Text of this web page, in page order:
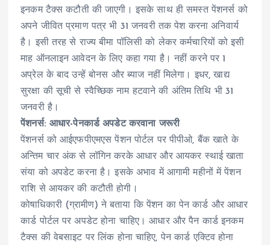
इनकम टैक्स कटौती की जाएगी। इसके साथ ही समस्त पेंशनर्स को
अपने जीवित प्रमाण पत्र भी 31 जनवरी तक पेश करना अनिवार्य
है। इसी तरह से राज्य बीमा पॉलिसी को लेकर कर्मचारियों को इसी
माह ऑनलाइन आवेदन के लिए कहा गया है। नहीं करने पर 1
अप्रेल के बाद उन्हें बोनस और ब्याज नहीं मिलेगा। इधर, खाद्य
सुरक्षा की सूची से स्वैच्छिक नाम हटवाने की अंतिम तिथि भी 31
जनवरी है।
पेंशनर्स: आधार-पेनकार्ड अपडेट करवाना जरूरी
पेंशनर्स को आईएफपीएमएस पेंशन पोर्टल पर पीपीओ, बैंक खाते के
अन्तिम चार अंक से लॉगिन करके आधार और आयकर स्थाई खाता
संया को अपडेट करना है। इसके अभाव में आगामी महीनों में पेंशन
राशि से आयकर की कटौती होगी।
कोषाधिकारी (ग्रामीण) ने बताया कि पेंशन का पेन कार्ड और आधार
कार्ड पोर्टल पर अपडेट होना चाहिए। आधार और पैन कार्ड इनकम
टैक्स की वेबसाइट पर लिंक होना चाहिए, पेन कार्ड एक्टिव होना